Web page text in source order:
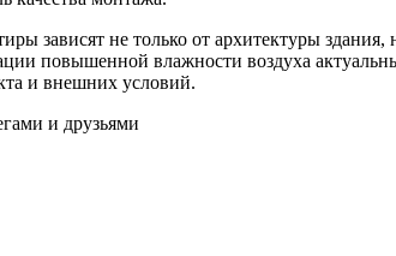
зависят не только от архитектуры
повышенной влажности воздуха
и внешних условий.
и друзьями